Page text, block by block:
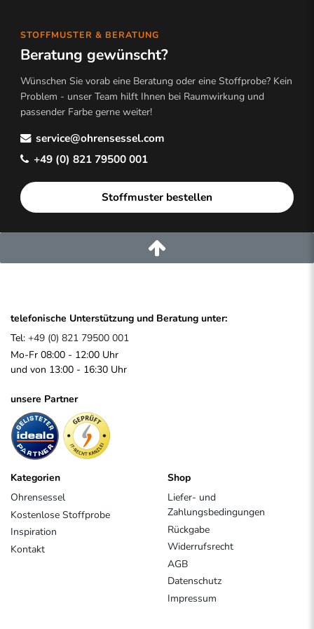
STOFFMUSTER & BERATUNG
Beratung gewünscht?
Wünschen Sie vorab eine Beratung oder eine Stoffprobe? Kein
Problem - unser Team hilft Ihnen bei Raumwirkung und
passender Farbe gerne weiter!
service@ohrensessel.com
+49 (0) 821 79500 001
Stoffmuster bestellen
telefonische Unterstützung und Beratung unter:
Tel: +49 (0) 821 79500 001
Mo-Fr 08:00 - 12:00 Uhr
und von 13:00 - 16:30 Uhr
unsere Partner
Kategorien
Ohrensessel
Kostenlose Stoffprobe
Inspiration
Kontakt
Shop
Liefer- und
Zahlungsbedingungen
Rückgabe
Widerrufsrecht
AGB
Datenschutz
Impressum